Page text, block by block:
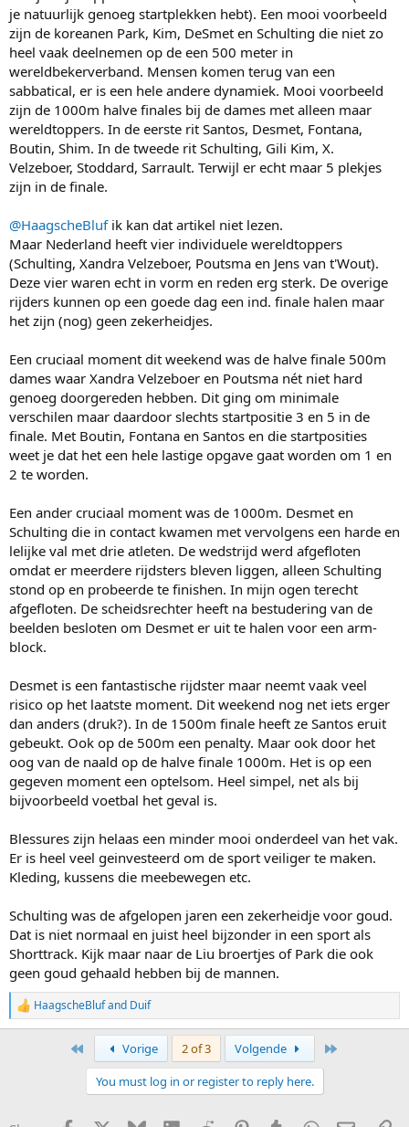
je natuurlijk genoeg startplekken hebt). Een mooi voorbeeld
zijn de koreanen Park, Kim, DeSmet en Schulting die niet zo
heel vaak deelnemen op de een 500 meter in
wereldbekerverband. Mensen komen terug van een
sabbatical, er is een hele andere dynamiek. Mooi voorbeeld
zijn de 1000m halve finales bij de dames met alleen maar
wereldtoppers. In de eerste rit Santos, Desmet, Fontana,
Boutin, Shim. In de tweede rit Schulting, Gili Kim, X.
Velzeboer, Stoddard, Sarrault. Terwijl er echt maar 5 plekjes
zijn in de finale.
@HaagscheBlufik kan dat artikel niet lezen.
Maar Nederland heeft vier individuele wereldtoppers
(Schulting, Xandra Velzeboer, Poutsma en Jens van t'Wout).
Deze vier waren echt in vorm en reden erg sterk. De overige
rijders kunnen op een goede dag een ind. finale halen maar
het zijn (nog) geen zekerheidjes.
Een cruciaal moment dit weekend was de halve finale 500m
dames waar Xandra Velzeboer en Poutsma nét niet hard
genoeg doorgereden hebben. Dit ging om minimale
verschilen maar daardoor slechts startpositie 3 en 5 in de
finale. Met Boutin, Fontana en Santos en die startposities
weet je dat het een hele lastige opgave gaat worden om 1 en
2 te worden.
Een ander cruciaal moment was de 1000m. Desmet en
Schulting die in contact kwamen met vervolgens een harde en
lelijke val met drie atleten. De wedstrijd werd afgefloten
omdat er meerdere rijdsters bleven liggen, alleen Schulting
stond op en probeerde te finishen. In mijn ogen terecht
afgefloten. De scheidsrechter heeft na bestudering van de
beelden besloten om Desmet er uit te halen voor een arm-
block.
Desmet is een fantastische rijdster maar neemt vaak veel
risico op het laatste moment. Dit weekend nog net iets erger
dan anders (druk?). In de 1500m finale heeft ze Santos eruit
gebeukt. Ook op de 500m een penalty. Maar ook door het
oog van de naald op de halve finale 1000m. Het is op een
gegeven moment een optelsom. Heel simpel, net als bij
bijvoorbeeld voetbal het geval is.
Blessures zijn helaas een minder mooi onderdeel van het vak.
Er is heel veel geinvesteerd om de sport veiliger te maken.
Kleding, kussens die meebewegen etc.
Schulting was de afgelopen jaren een zekerheidje voor goud.
Dat is niet normaal en juist heel bijzonder in een sport als
Shorttrack. Kijk maar naar de Liu broertjes of Park die ook
geen goud gehaald hebben bij de mannen.
R
e
HaagscheBlufand Duif
Vorige 2 of 3 Volgende
You must log in or register to reply here.